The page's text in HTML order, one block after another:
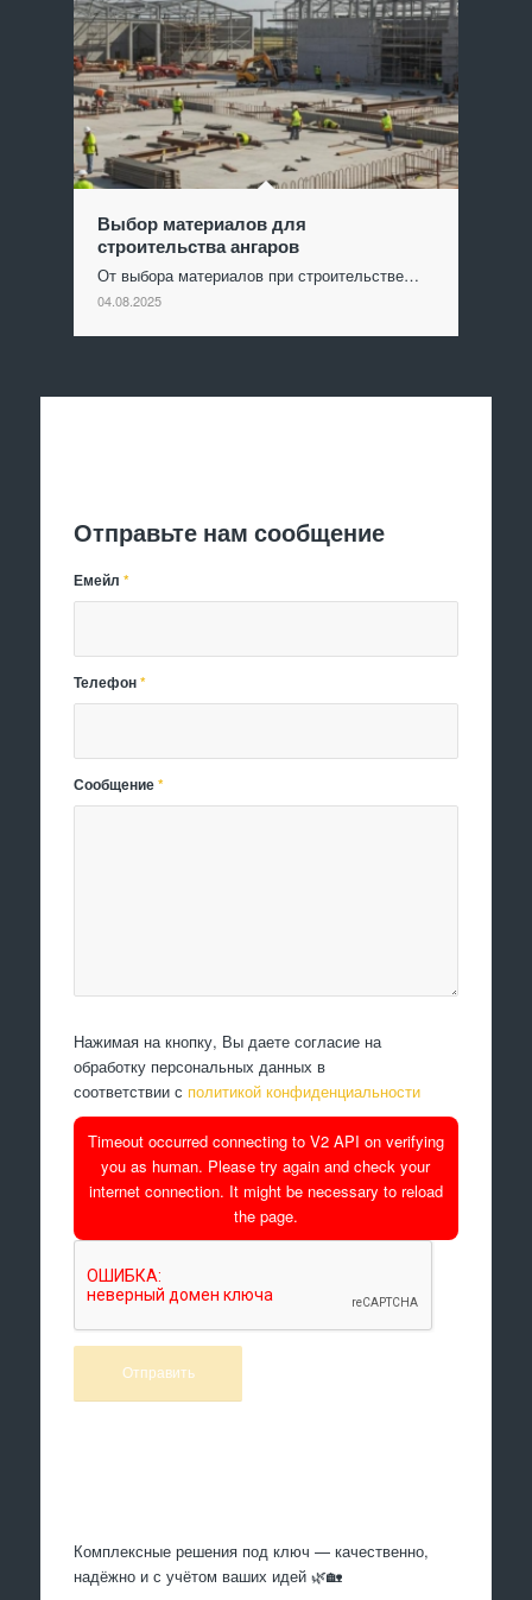
Выбор материалов для
строительства ангаров
От выбора материалов при строительстве…
04.08.2025
Отправьте нам сообщение
Емейл*
Телефон*
Сообщение*
Нажимая на кнопку, Вы даете согласие на
обработку персональных данных в
соответствии с политикой конфиденциальности
Timeout occurred connecting to V2 API on verifying
you as human. Please try again and check your
internet connection. It might be necessary to reload
the page.
Комплексные решения под ключ — качественно,
надёжно и с учётом ваших идей 🌿🏡